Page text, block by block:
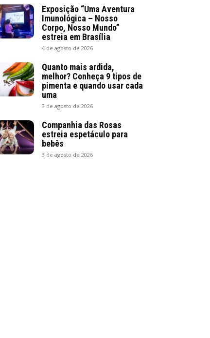
Exposição “Uma Aventura
Imunológica – Nosso
Corpo, Nosso Mundo”
estreia em Brasília
4 de agosto de 2026
Quanto mais ardida,
melhor? Conheça 9 tipos de
pimenta e quando usar cada
uma
3 de agosto de 2026
Companhia das Rosas
estreia espetáculo para
bebês
3 de agosto de 2026